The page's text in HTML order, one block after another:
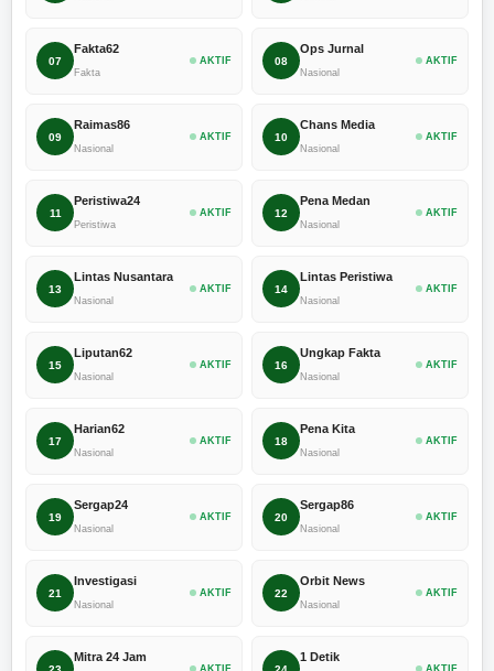
07
Fakta62
Fakta
AKTIF 08
Ops Jurnal
Nasional
AKTIF
09
Raimas86
Nasional
AKTIF 10
Chans Media
Nasional
AKTIF
11
Peristiwa24
Peristiwa
AKTIF 12
Pena Medan
Nasional
AKTIF
13
Lintas Nusantara
Nasional
AKTIF 14
Lintas Peristiwa
Nasional
AKTIF
15
Liputan62
Nasional
AKTIF 16
Ungkap Fakta
Nasional
AKTIF
17
Harian62
Nasional
AKTIF 18
Pena Kita
Nasional
AKTIF
19
Sergap24
Nasional
AKTIF 20
Sergap86
Nasional
AKTIF
21
Investigasi
Nasional
AKTIF 22
Orbit News
Nasional
AKTIF
Mitra 24 Jam
AKTIF
1 Detik
AKTIF